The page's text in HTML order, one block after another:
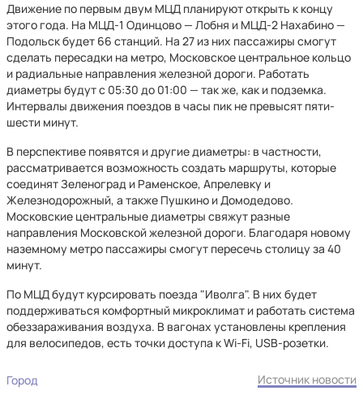
Движение по первым двум МЦД планируют открыть к концу
этого года. На МЦД-1 Одинцово — Лобня и МЦД-2 Нахабино —
Подольск будет 66 станций. На 27 из них пассажиры смогут
сделать пересадки на метро, Московское центральное кольцо
и радиальные направления железной дороги. Работать
диаметры будут с 05:30 до 01:00 — так же, как и подземка.
Интервалы движения поездов в часы пик не превысят пяти-
шести минут.
В перспективе появятся и другие диаметры: в частности,
рассматривается возможность создать маршруты, которые
соединят Зеленоград и Раменское, Апрелевку и
Железнодорожный, а также Пушкино и Домодедово.
Московские центральные диаметры свяжут разные
направления Московской железной дороги. Благодаря новому
наземному метро пассажиры смогут пересечь столицу за 40
минут.
По МЦД будут курсировать поезда "Иволга". В них будет
поддерживаться комфортный микроклимат и работать система
обеззараживания воздуха. В вагонах установлены крепления
для велосипедов, есть точки доступа к Wi-Fi, USB-розетки.
Город Источник новости